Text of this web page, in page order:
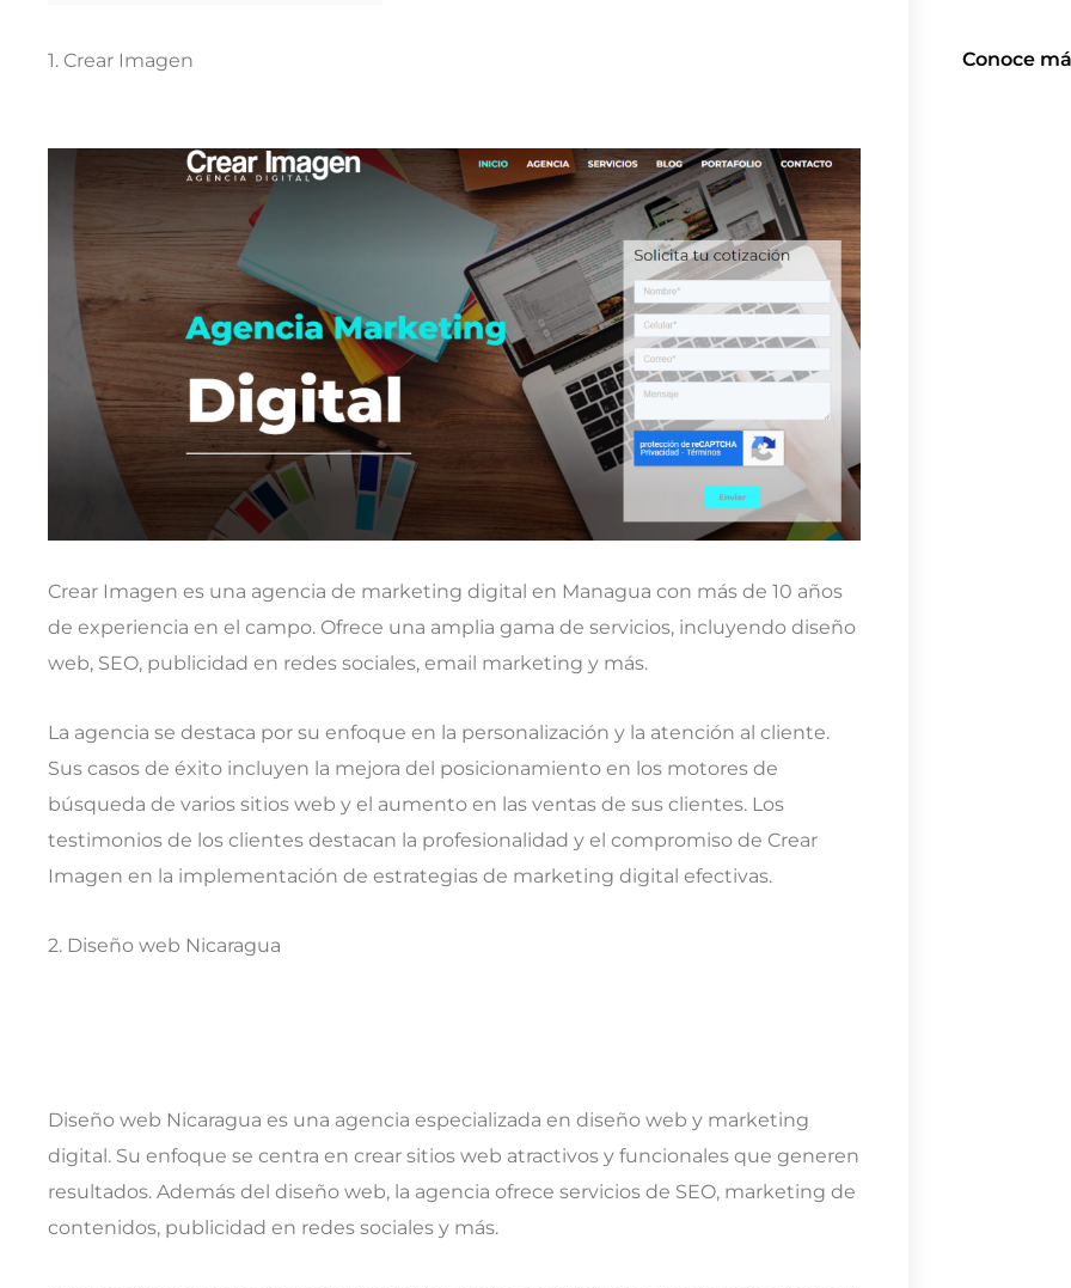
1. Crear Imagen
Crear Imagen es una agencia de marketing digital en Managua con más de 10 años
de experiencia en el campo. Ofrece una amplia gama de servicios, incluyendo diseño
web, SEO, publicidad en redes sociales, email marketing y más.
La agencia se destaca por su enfoque en la personalización y la atención al cliente.
Sus casos de éxito incluyen la mejora del posicionamiento en los motores de
búsqueda de varios sitios web y el aumento en las ventas de sus clientes. Los
testimonios de los clientes destacan la profesionalidad y el compromiso de Crear
Imagen en la implementación de estrategias de marketing digital efectivas.
2. Diseño web Nicaragua
Diseño web Nicaragua es una agencia especializada en diseño web y marketing
digital. Su enfoque se centra en crear sitios web atractivos y funcionales que generen
resultados. Además del diseño web, la agencia ofrece servicios de SEO, marketing de
contenidos, publicidad en redes sociales y más.
Conoce